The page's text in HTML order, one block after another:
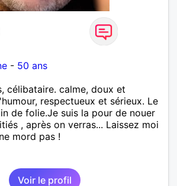
- 50 ans
célibataire. calme, doux et
respectueux et sérieux. Le
de folie.Je suis la pour de nouer
, après on verras... Laissez moi
mord pas !
Voir le profil